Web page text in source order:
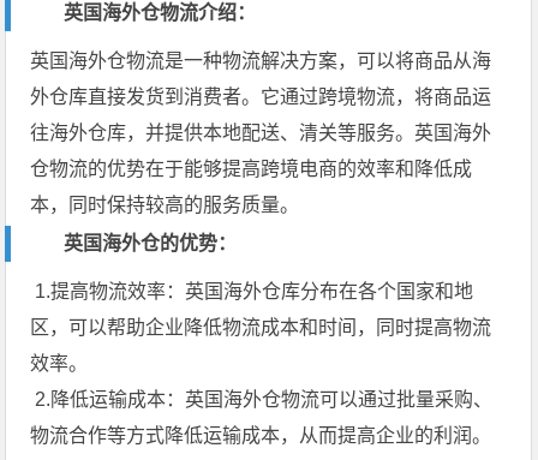
英国海外仓物流介绍：
英国海外仓物流是一种物流解决方案，可以将商品从海
外仓库直接发货到消费者。它通过跨境物流，将商品运
往海外仓库，并提供本地配送、清关等服务。英国海外
仓物流的优势在于能够提高跨境电商的效率和降低成
本，同时保持较高的服务质量。
英国海外仓的优势：
1.提高物流效率： 英国海外仓库分布在各个国家和地
区，可以帮助企业降低物流成本和时间，同时提高物流
效率。
2.降低运输成本：英国海外仓物流可以通过批量采购、
物流合作等方式降低运输成本，从而提高企业的利润。